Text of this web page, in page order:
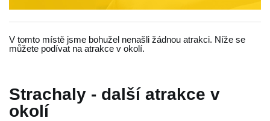
V tomto místě jsme bohužel nenašli žádnou atrakci. Níže se
můžete podívat na atrakce v okolí.
Strachaly - další atrakce v
okolí